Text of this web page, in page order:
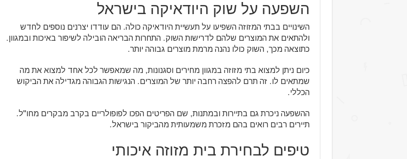
השפעה על שוק היודאיקה בישראל
השינויים בבתי המזוזה השפיעו על תעשיית היודאיקה כולה. הם עודדו יצרנים נוספים לחדש
ולהתאים את המוצרים שלהם לדרישות השוק. התחרות הבריאה הובילה לשיפור באיכות ובמגוון.
כתוצאה מכך, השוק כולו נהנה מרמת מוצרים גבוהה יותר.
כיום ניתן למצוא בתי מזוזה במגוון מחירים וסגנונות, מה שמאפשר לכל אחד למצוא את מה
שמתאים לו. זה תרם להפצה רחבה יותר של המוצרים. הנגישות הגבוהה מגדילה את הביקוש
הכללי.
ההשפעה ניכרת גם בתיירות ובמתנות, שם הפריטים הפכו לפופולריים בקרב מבקרים מחו"ל.
תיירים רבים רואים בהם מזכרת משמעותית מהביקור בישראל.
טיפים לבחירת בית מזוזה איכותי